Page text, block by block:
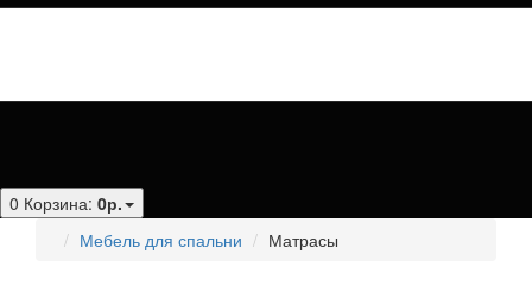
0 Корзина: 0р.
Мебель для спальни
Матрасы